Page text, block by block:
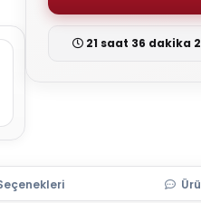
21 saat 36 dakika